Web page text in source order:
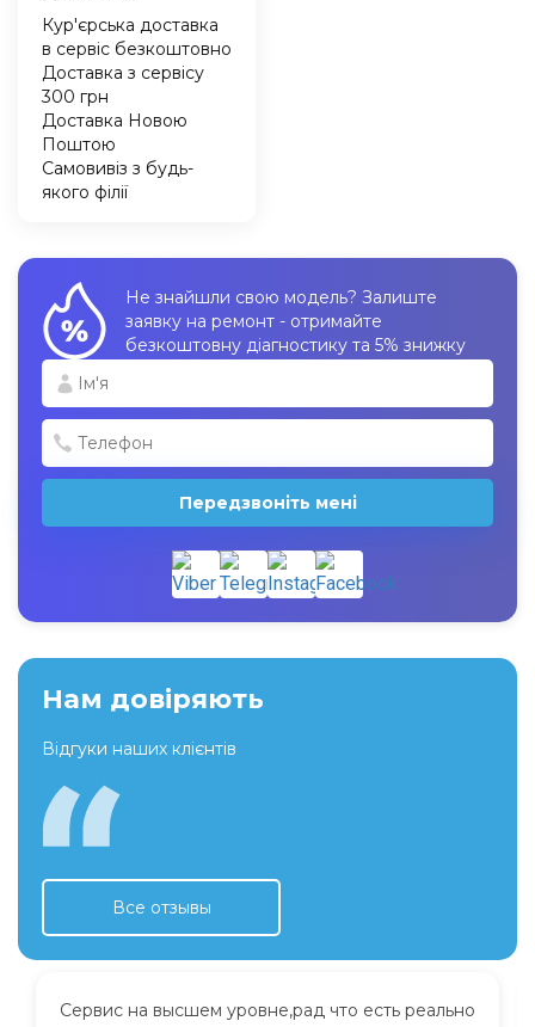
Кур'єрська доставка
в сервіс безкоштовно
Доставка з сервісу
300 грн
Доставка Новою
Поштою
Самовивіз з будь-
якого філії
Не знайшли свою модель? Залиште
заявку на ремонт - отримайте
безкоштовну діагностику та 5% знижку
Передзвоніть мені
Нам довіряють
Відгуки наших клієнтів
Все отзывы
Сервис на высшем уровне,рад что есть реально